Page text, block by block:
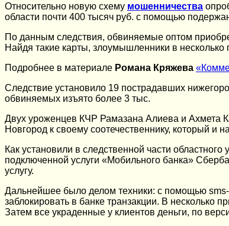
Относительно новую схему мошенничества
области почти 400 тысяч руб. с помощью
По данным следствия, обвиняемые оптом
Найдя такие карты, злоумышленники в
Подробнее в материале Романа Кряжева
Следствие установило 19 пострадавших
обвиняемых изъято более 3 тыс.
Двух уроженцев КЧР Рамазана Алиева и Ахмета
Новгород к своему соотечественнику, который и
Как установили в следственной части
подключенной услуги «Мобильного банка»
услугу.
Дальнейшее было делом техники: с помощью
заблокировать в банке транзакции. В
Затем все украденные у клиентов деньги, по